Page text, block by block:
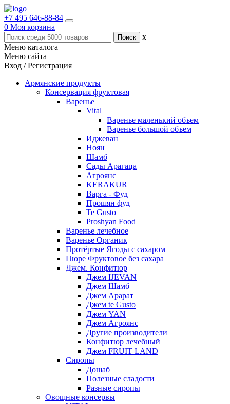
+7 495 646-88-84
0 Моя корзина
x
Меню каталога
Меню сайта
Вход / Регистрация
Армянские продукты
Консервация фруктовая
Варенье
Vital
Варенье маленький объем
Варенье большой объем
Иджеван
Ноян
Шамб
Сады Арагаца
Агроянс
KERAKUR
Варга - Фуд
Прошян фуд
Te Gusto
Proshyan Food
Варенье лечебное
Варенье Органик
Протёртые Ягоды с сахаром
Пюре Фруктовое без сахара
Джем. Конфитюр
Джем IJEVAN
Джем Шамб
Джем Арарат
Джем te Gusto
Джем YAN
Джем Агроянс
Другие производители
Конфитюр лечебный
Джем FRUIT LAND
Сиропы
Дошаб
Полезные сладости
Разные сиропы
Овощные консервы